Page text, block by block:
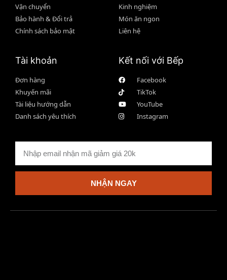
Vận chuyển
Bảo hành & Đổi trả
Chính sách bảo mật
Kinh nghiệm
Món ăn ngon
Liên hệ
Tài khoản
Đơn hàng
Khuyến mãi
Tài liệu hướng dẫn
Danh sách yêu thích
Kết nối với Bếp
Facebook
TikTok
YouTube
Instagram
NHẬN NGAY